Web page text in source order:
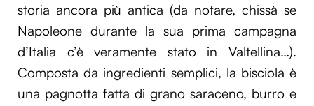
storia ancora più antica (da notare, chissà se
Napoleone durante la sua prima campagna
d’Italia c’è veramente stato in Valtellina…).
Composta da ingredienti semplici, la bisciola è
una pagnotta fatta di grano saraceno, burro e